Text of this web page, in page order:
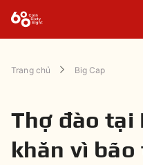
Trang chủ Big Cap
Thợ đào tại
khăn vì